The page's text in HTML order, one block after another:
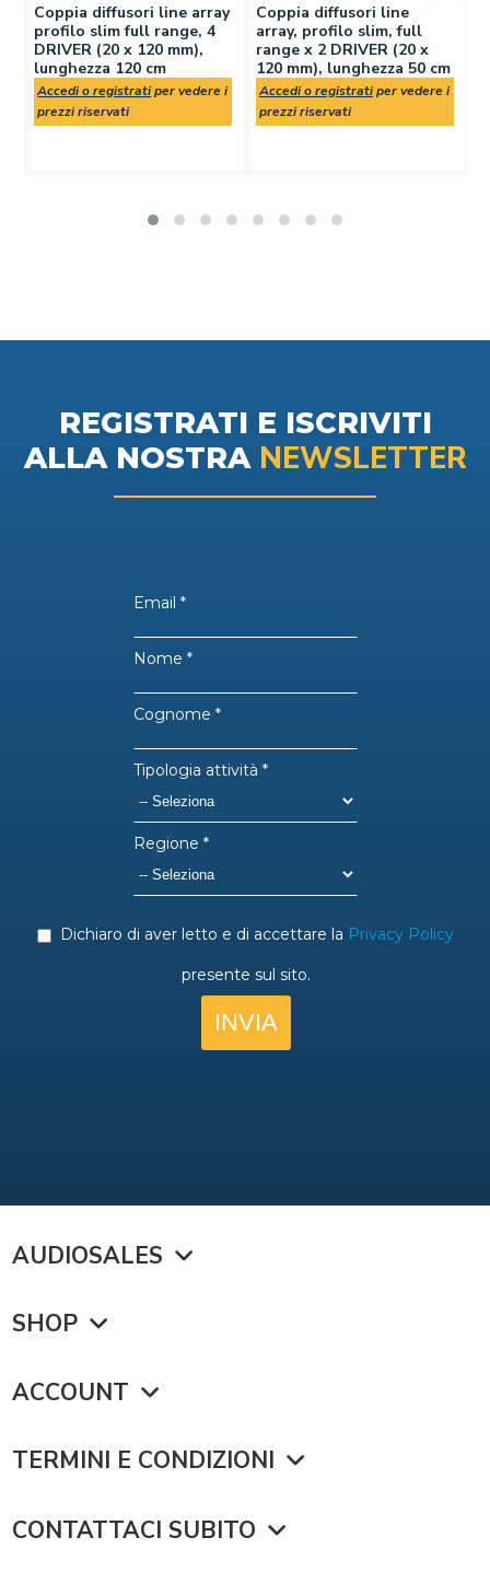
Coppia diffusori line array
profilo slim full range, 4
DRIVER (20 x 120 mm),
lunghezza 120 cm
Accedi o registratiper vedere i
prezzi riservati
Coppia diffusori line
array, profilo slim, full
range x 2 DRIVER (20 x
120 mm), lunghezza 50 cm
Accedi o registratiper vedere i
prezzi riservati
REGISTRATI E ISCRIVITI
ALLA NOSTRA NEWSLETTER
AUDIOSALES
SHOP
ACCOUNT
TERMINI E CONDIZIONI
CONTATTACI SUBITO